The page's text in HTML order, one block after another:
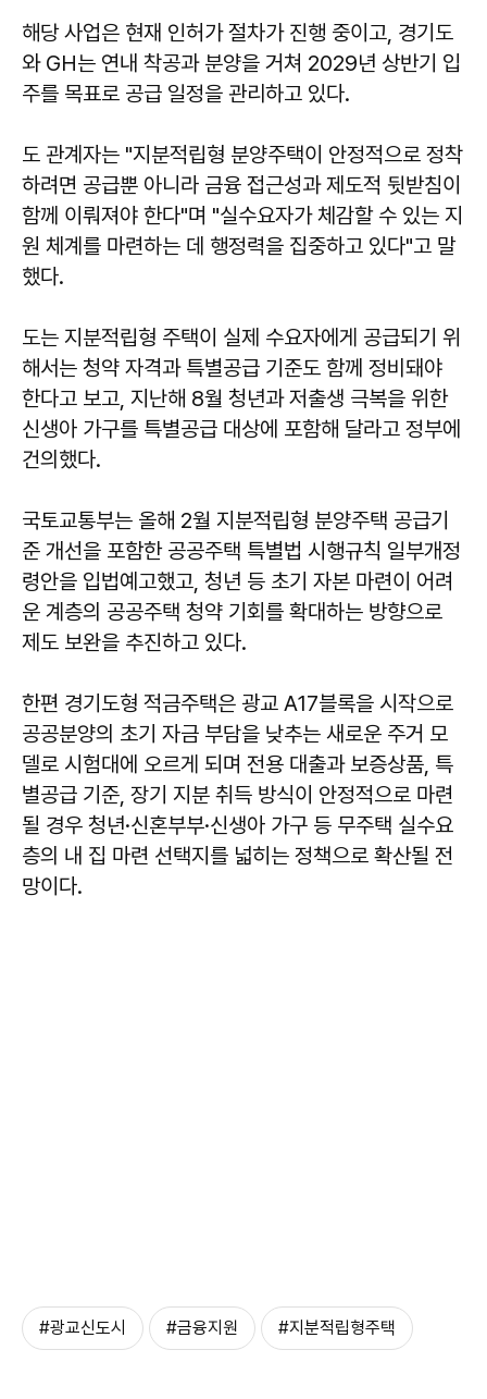
해당 사업은 현재 인허가 절차가 진행 중이고, 경기도
와 GH는 연내 착공과 분양을 거쳐 2029년 상반기 입
주를 목표로 공급 일정을 관리하고 있다.
도 관계자는 "지분적립형 분양주택이 안정적으로 정착
하려면 공급뿐 아니라 금융 접근성과 제도적 뒷받침이
함께 이뤄져야 한다"며 "실수요자가 체감할 수 있는 지
원 체계를 마련하는 데 행정력을 집중하고 있다"고 말
했다.
도는 지분적립형 주택이 실제 수요자에게 공급되기 위
해서는 청약 자격과 특별공급 기준도 함께 정비돼야
한다고 보고, 지난해 8월 청년과 저출생 극복을 위한
신생아 가구를 특별공급 대상에 포함해 달라고 정부에
건의했다.
국토교통부는 올해 2월 지분적립형 분양주택 공급기
준 개선을 포함한 공공주택 특별법 시행규칙 일부개정
령안을 입법예고했고, 청년 등 초기 자본 마련이 어려
운 계층의 공공주택 청약 기회를 확대하는 방향으로
제도 보완을 추진하고 있다.
한편 경기도형 적금주택은 광교 A17블록을 시작으로
공공분양의 초기 자금 부담을 낮추는 새로운 주거 모
델로 시험대에 오르게 되며 전용 대출과 보증상품, 특
별공급 기준, 장기 지분 취득 방식이 안정적으로 마련
될 경우 청년·신혼부부·신생아 가구 등 무주택 실수요
층의 내 집 마련 선택지를 넓히는 정책으로 확산될 전
망이다.
#광교신도시 #금융지원 #지분적립형주택